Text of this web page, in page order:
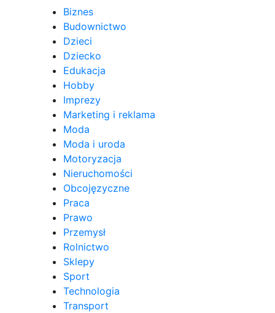
Biznes
Budownictwo
Dzieci
Dziecko
Edukacja
Hobby
Imprezy
Marketing i reklama
Moda
Moda i uroda
Motoryzacja
Nieruchomości
Obcojęzyczne
Praca
Prawo
Przemysł
Rolnictwo
Sklepy
Sport
Technologia
Transport